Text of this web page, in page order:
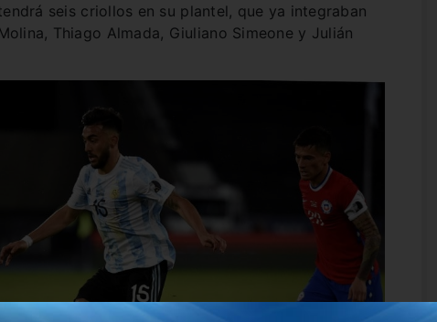
seis criollos en su plantel, que ya integraban
Thiago Almada, Giuliano Simeone y Julián